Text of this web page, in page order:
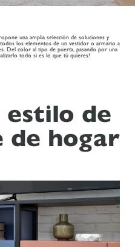
una amplia selección de soluciones y
los elementos de un vestidor o armario a
Del color al tipo de puerta, pasando por una
todo si es lo que tú quieres!
estilo de
de hogar